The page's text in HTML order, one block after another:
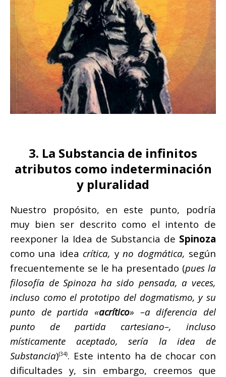
3. La Substancia de infinitos
atributos como indeterminación
y pluralidad
Nuestro propósito, en este punto, podría
muy bien ser descrito como el intento de
reexponer la Idea de Substancia de Spinoza
como una idea crítica, yno dogmática, según
frecuentemente se le ha presentado (pues la
filosofía de Spinoza ha sido pensada, a veces,
incluso como el prototipo del dogmatismo, y su
punto de partida «acrítico» –a diferencia del
punto de partida cartesiano–, incluso
místicamente aceptado, sería la idea de
Substancia){34}. Este intento ha de chocar con
dificultades y, sin embargo, creemos que